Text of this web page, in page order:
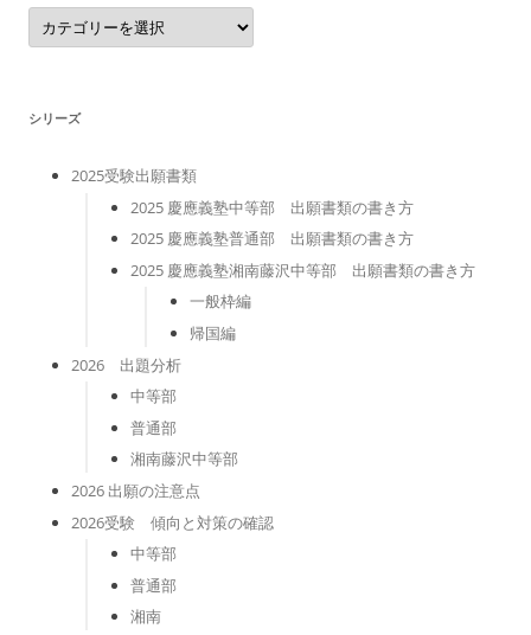
カ
テ
ゴ
シリーズ
2025受験出願書類
2025 慶應義塾中等部 出願書類の書き方
2025 慶應義塾普通部 出願書類の書き方
2025 慶應義塾湘南藤沢中等部 出願書類の書き方
一般枠編
帰国編
2026 出題分析
中等部
普通部
湘南藤沢中等部
2026 出願の注意点
2026受験 傾向と対策の確認
中等部
普通部
湘南